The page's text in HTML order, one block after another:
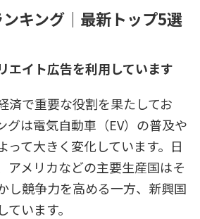
キング｜最新トップ5選
エイト広告を利用しています
済で重要な役割を果たしてお
グは電気自動車（EV）の普及や
って大きく変化しています。日
アメリカなどの主要生産国はそ
し競争力を高める一方、新興国
います。